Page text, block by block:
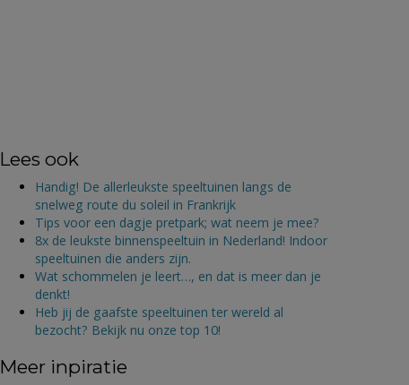
Lees ook
Handig! De allerleukste speeltuinen langs de
snelweg route du soleil in Frankrijk
Tips voor een dagje pretpark; wat neem je mee?
8x de leukste binnenspeeltuin in Nederland! Indoor
speeltuinen die anders zijn.
Wat schommelen je leert…, en dat is meer dan je
denkt!
Heb jij de gaafste speeltuinen ter wereld al
bezocht? Bekijk nu onze top 10!
Meer inpiratie